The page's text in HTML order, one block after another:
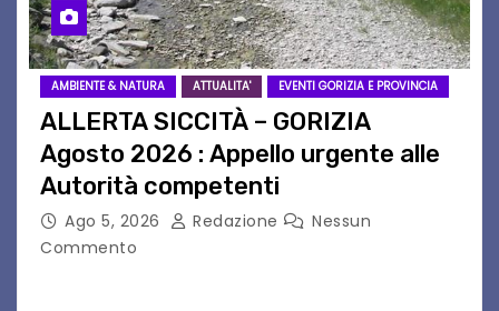
AMBIENTE & NATURA ATTUALITA' EVENTI GORIZIA E PROVINCIA
ALLERTA SICCITÀ – GORIZIA
Agosto 2026 : Appello urgente alle
Autorità competenti
Ago 5, 2026 Redazione
Nessun
Commento